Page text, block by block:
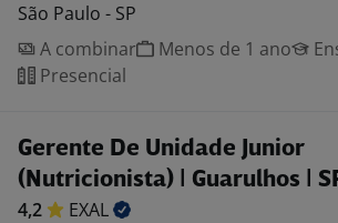
São Paulo - SP
A combinar
Menos de 1 ano
Presencial
Gerente De Unidade Junior
(Nutricionista) | Guarulhos |
4,2
EXAL